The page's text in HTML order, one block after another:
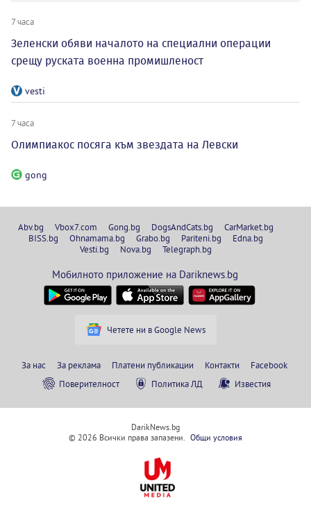
7 часа
Зеленски обяви началото на специални операции
срещу руската военна промишленост
vesti
7 часа
Олимпиакос посяга към звездата на Левски
gong
Abv.bg Vbox7.com Gong.bg DogsAndCats.bg
CarMarket.bg
BISS.bg
Ohnamama.bg Grabo.bg Pariteni.bg
Edna.bg
Vesti.bg
Nova.bg Telegraph.bg
Мобилното приложение на Dariknews.bg
Четете ни в Google News
За нас За реклама Платени публикации Контакти
Facebook
Поверителност
Политика ЛД Известия
DarikNews.bg
© 2026 Всички права запазени.
Общи условия